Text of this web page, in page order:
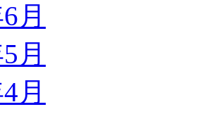
月
月
月